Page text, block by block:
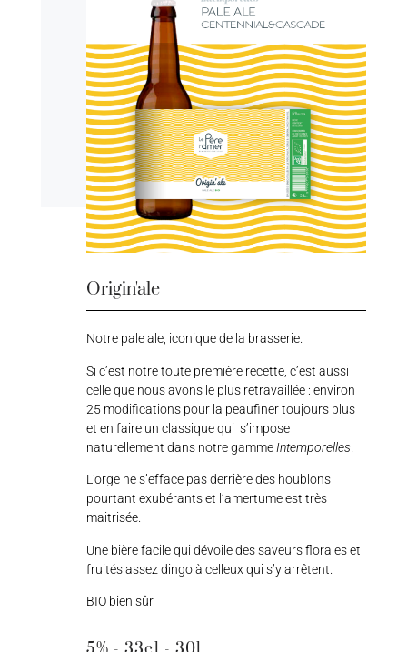
Origin'ale
Notre pale ale, iconique de la brasserie.
Si c’est notre toute première recette, c’est aussi
celle que nous avons le plus retravaillée : environ
25 modifications pour la peaufiner toujours plus
et en faire un classique qui s’impose
naturellement dans notre gamme Intemporelles.
L’orge ne s’efface pas derrière des houblons
pourtant exubérants et l’amertume est très
maitrisée.
Une bière facile qui dévoile des saveurs florales et
fruités assez dingo à celleux qui s’y arrêtent.
BIO bien sûr